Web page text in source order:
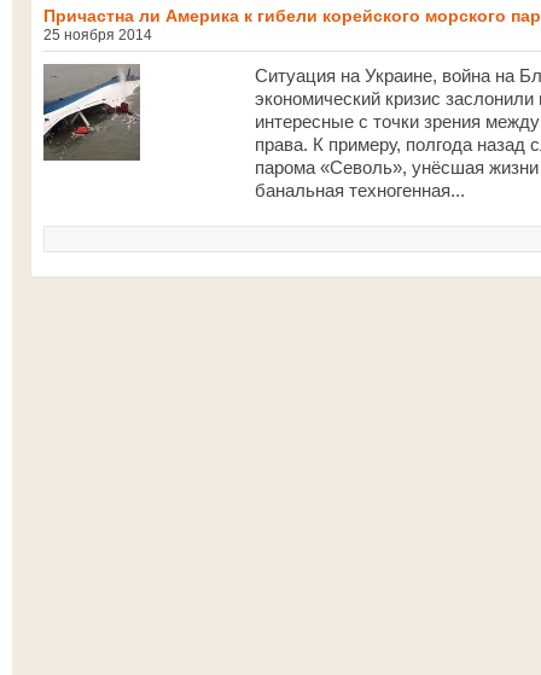
Причастна ли Америка к гибели корейского морского
25 ноября 2014
Ситуация на Украине, война на
экономический кризис
интересные с точки зрения
права. К примеру, полгода назад
парома «Севоль», унёсшая
банальная техногенная...